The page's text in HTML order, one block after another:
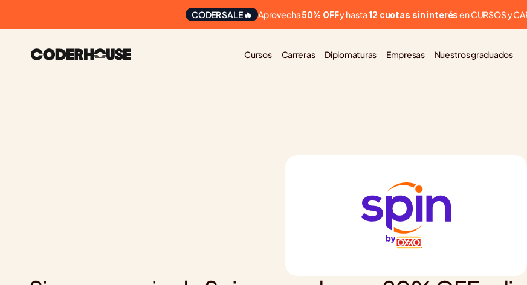
CODER SALE 🔥 Aprovecha 50% OFF y hasta 12 cuotas sin interés en CURSOS y
Cursos Carreras Diplomaturas Empresas Nuestros graduados